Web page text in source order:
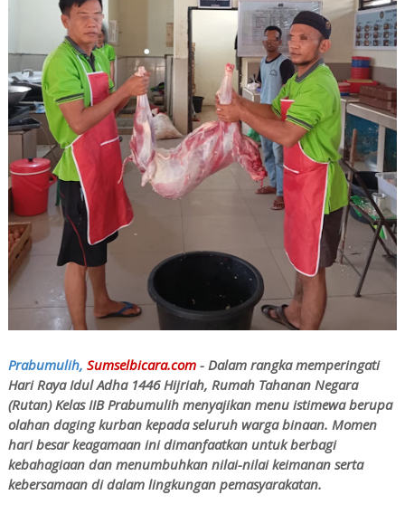
Prabumulih, Sumselbicara.com - Dalam rangka memperingati
Hari Raya Idul Adha 1446 Hijriah, Rumah Tahanan Negara
(Rutan) Kelas IIB Prabumulih menyajikan menu istimewa berupa
olahan daging kurban kepada seluruh warga binaan. Momen
hari besar keagamaan ini dimanfaatkan untuk berbagi
kebahagiaan dan menumbuhkan nilai-nilai keimanan serta
kebersamaan di dalam lingkungan pemasyarakatan.